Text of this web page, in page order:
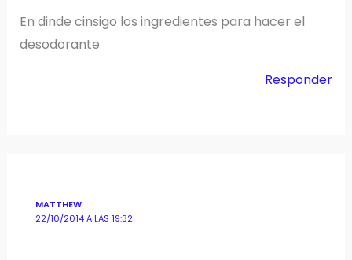
En dinde cinsigo los ingredientes para hacer el
desodorante
Responder
MATTHEW
22/10/2014 A LAS 19:32